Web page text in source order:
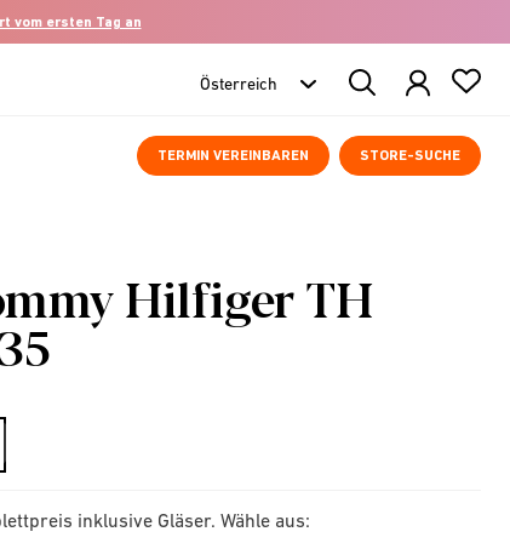
vom ersten Tag an
Search
Products
TERMIN VEREINBAREN STORE-SUCHE
Hilfiger TH
inklusive Gläser. Wähle aus: